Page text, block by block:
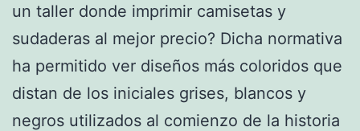
un taller donde imprimir camisetas y
sudaderas al mejor precio? Dicha normativa
ha permitido ver diseños más coloridos que
distan de los iniciales grises, blancos y
negros utilizados al comienzo de la historia